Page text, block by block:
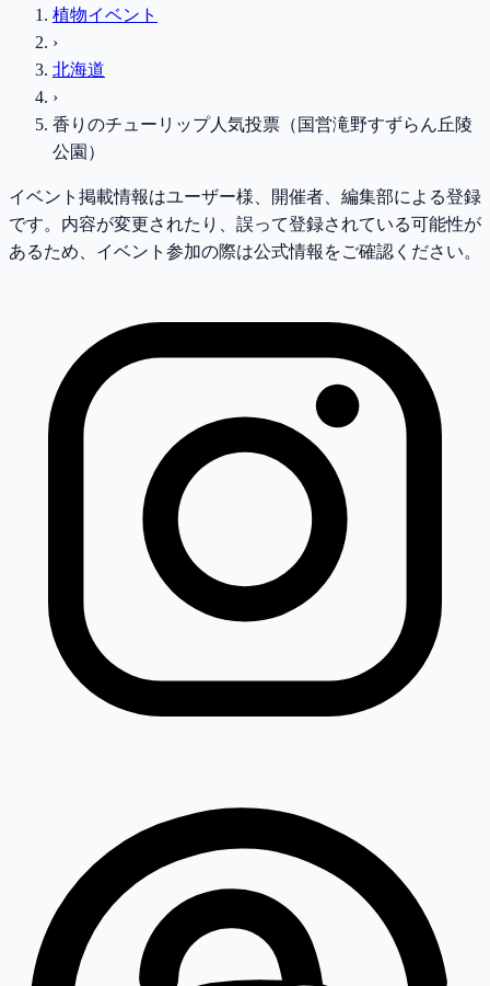
植物イベント
›
北海道
›
香りのチューリップ人気投票（国営滝野すずらん丘陵
公園）
イベント掲載情報はユーザー様、開催者、編集部による登録
です。内容が変更されたり、誤って登録されている可能性が
あるため、イベント参加の際は公式情報をご確認ください。